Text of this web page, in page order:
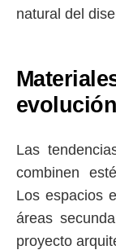
natural del
Las
combinen
Los espacios
áreas
proyecto